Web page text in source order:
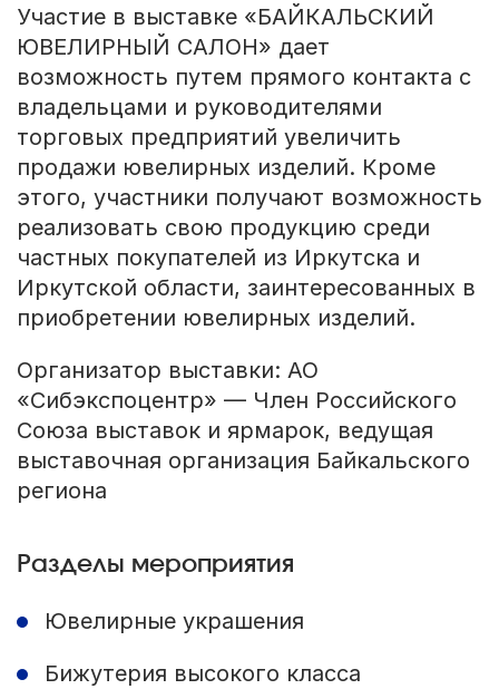
Участие в выставке «БАЙКАЛЬСКИЙ
ЮВЕЛИРНЫЙ САЛОН» дает
возможность путем прямого контакта с
владельцами и руководителями
торговых предприятий увеличить
продажи ювелирных изделий. Кроме
этого, участники получают возможность
реализовать свою продукцию среди
частных покупателей из Иркутска и
Иркутской области, заинтересованных в
приобретении ювелирных изделий.
Организатор выставки: АО
«Сибэкспоцентр» — Член Российского
Союза выставок и ярмарок, ведущая
выставочная организация Байкальского
региона
Разделы мероприятия
Ювелирные украшения
Бижутерия высокого класса